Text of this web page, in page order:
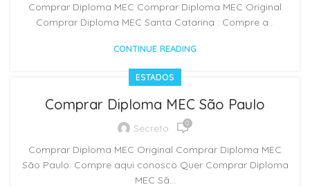
Comprar Diploma MEC Comprar Diploma MEC Original
Comprar Diploma MEC Santa Catarina : Compre a...
CONTINUE READING
ESTADOS
Comprar Diploma MEC São Paulo
Secreto 0
Comprar Diploma MEC Original Comprar Diploma MEC
São Paulo: Compre aqui conosco Quer Comprar Diploma
MEC Sã...